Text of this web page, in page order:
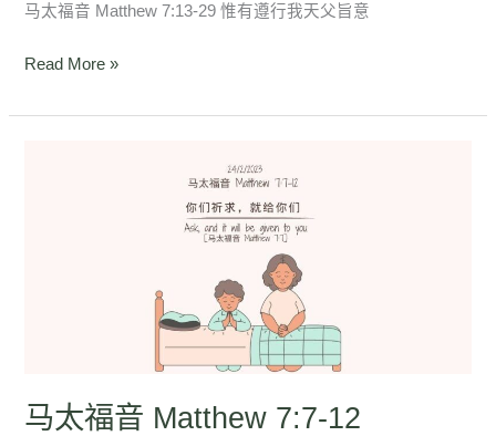
马太福音 Matthew 7:13-29 惟有遵行我天父旨意
Read More »
马太福音 Matthew 7:7-12